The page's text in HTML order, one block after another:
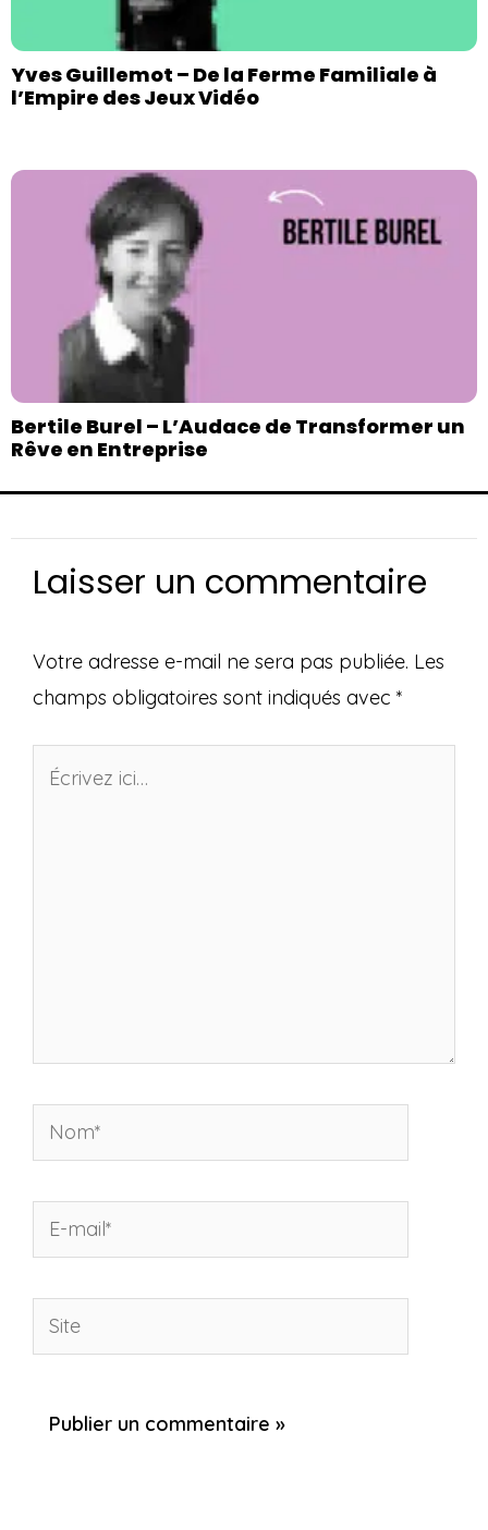
Yves Guillemot – De la Ferme Familiale à
l’Empire des Jeux Vidéo
Bertile Burel – L’Audace de Transformer un
Rêve en Entreprise
Laisser un commentaire
Votre adresse e-mail ne sera pas publiée. Les
champs obligatoires sont indiqués avec *
Écrivez
Nom*
mail*
Site